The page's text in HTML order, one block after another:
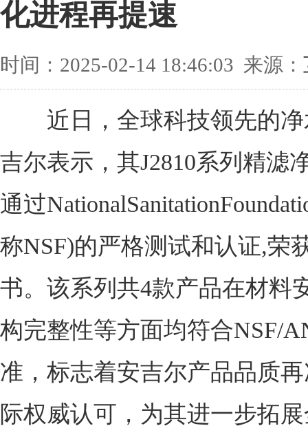
化进程再提速
时间：2025-02-14 18:46:03 来源：
近日，全球科技领先的净
吉尔表示，其J2810系列精滤
通过
称NSF)的严格测试和认证,荣
书。该系列共4款产品在材料
构完整性等方面均符合NSF/
准，标志着安吉尔产品品质
际权威认可，为其进一步拓